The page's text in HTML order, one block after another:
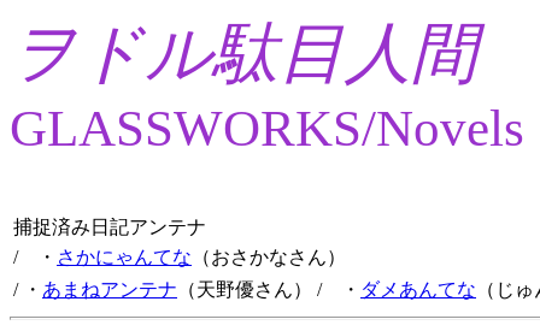
ヲドル駄目人間
GLASSWORKS/Novels
捕捉済み日記アンテナ
/ ・ さかにゃんてな （おさかなさん）
/ ・ あまねアンテナ （天野優さん） / ・ ダメあんてな （じ